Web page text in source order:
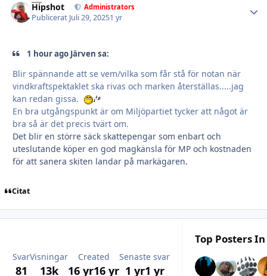
Hipshot Administrators
Publicerat Juli 29, 20251 yr
1 hour ago Järven sa:
Blir spännande att se vem/vilka som får stå för notan när
vindkraftspektaklet ska rivas och marken återställas.....jag
kan redan gissa.
En bra utgångspunkt är om Miljöpartiet tycker att något är
bra så är det precis tvärt om.
Det blir en större säck skattepengar som enbart och
uteslutande köper en god magkänsla för MP och kostnaden
för att sanera skiten landar på markägaren.
Citat
Svar
81
Visningar
13k
Created
16 yr16 yr
Senaste svar
1 yr1 yr
Top Posters